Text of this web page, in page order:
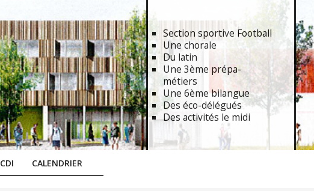
Section sportive Football
Une chorale
Du latin
Une 3ème prépa-
métiers
Une 6ème bilangue
Des éco-délégués
Des activités le midi
CDI CALENDRIER